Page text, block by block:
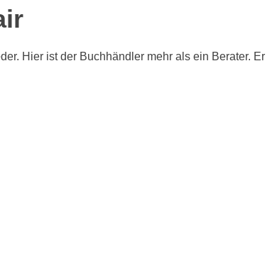
Hier ist der Buchhändler mehr als ein Berater. Er